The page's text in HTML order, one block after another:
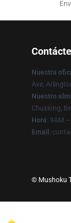
Nuestra
Ave,
Nuestro
Chuxiong,
Hora: 9AM
Email :
© Mushoku